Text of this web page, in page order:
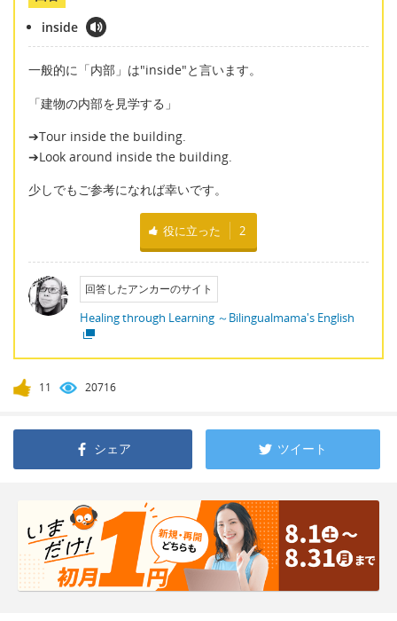
inside
一般的に「内部」は"inside"と言います。
「建物の内部を見学する」
➔Tour inside the building.
➔Look around inside the building.
少しでもご参考になれば幸いです。
役に立った 2
回答したアンカーのサイト
Healing through Learning ～Bilingualmama's English
11 20716
シェア ツイート